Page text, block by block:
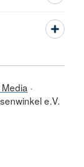
e.V.